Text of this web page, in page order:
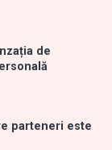
de
parteneri este